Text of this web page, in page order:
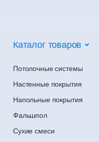
Каталог товаров
Потолочные системы
Настенные покрытия
Напольные покрытия
Фальшпол
Сухие смеси